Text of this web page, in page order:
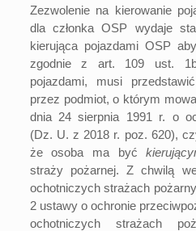
Zezwolenie na kierowanie
dla członka OSP wydaje
kierująca pojazdami OSP
zgodnie z art. 109 ust.
pojazdami, musi
przez podmiot, o którym
dnia 24 sierpnia 1991 r. o
(Dz. U. z 2018 r. poz. 620),
że osoba ma być
straży pożarnej. Z chwilą
ochotniczych strażach
2 ustawy o ochronie
ochotniczych strażach